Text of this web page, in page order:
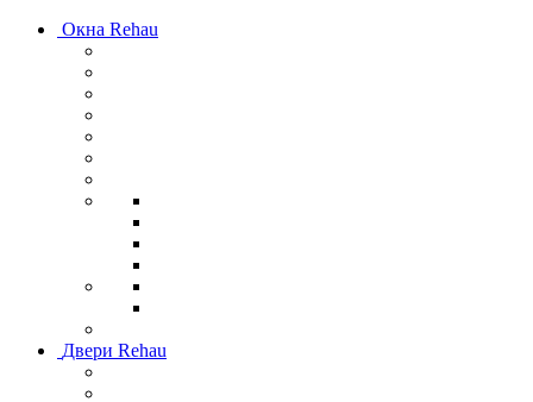
Окна Rehau
Двери Rehau